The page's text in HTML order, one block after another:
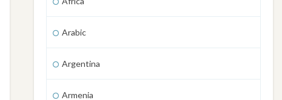
Arabic
Argentina
Armenia